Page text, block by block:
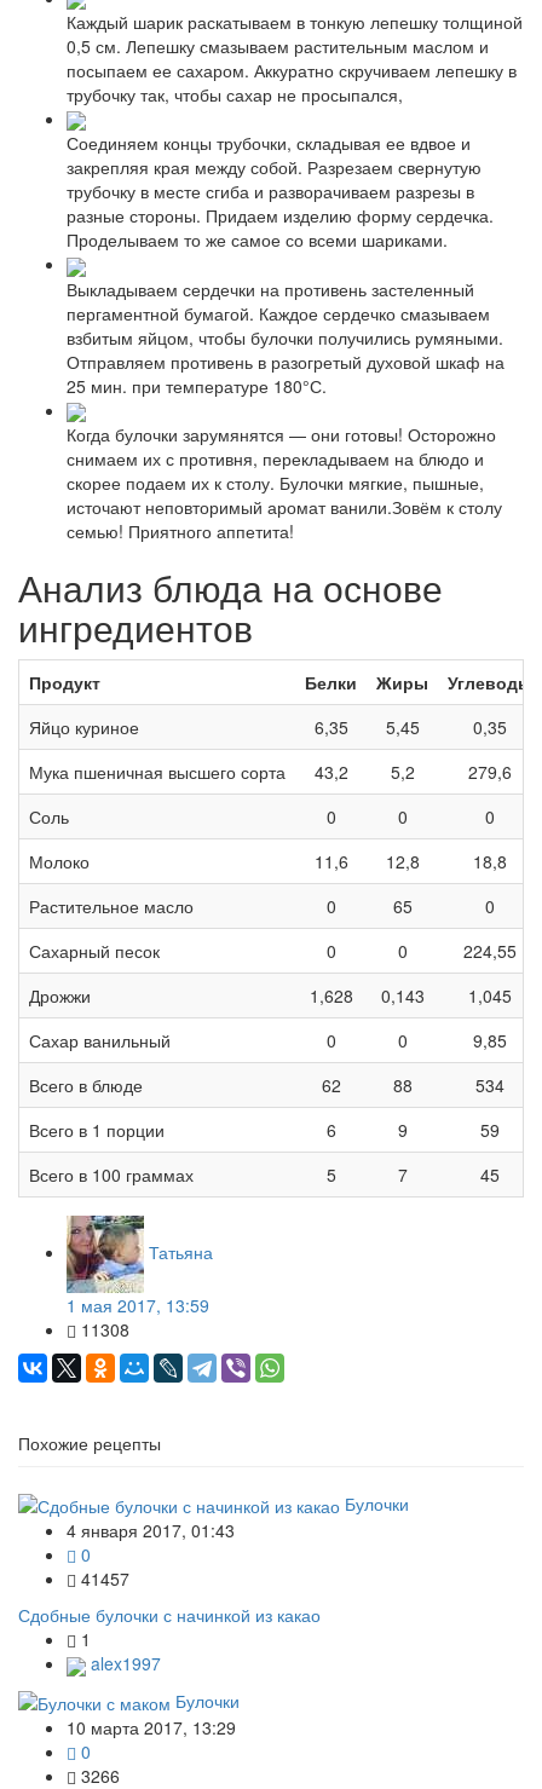
Каждый шарик раскатываем в тонкую лепешку толщиной
0,5 см. Лепешку смазываем растительным маслом и
посыпаем ее сахаром. Аккуратно скручиваем лепешку в
трубочку так, чтобы сахар не просыпался,
Соединяем концы трубочки, складывая ее вдвое и
закрепляя края между собой. Разрезаем свернутую
трубочку в месте сгиба и разворачиваем разрезы в
разные стороны. Придаем изделию форму сердечка.
Проделываем то же самое со всеми шариками.
Выкладываем сердечки на противень застеленный
пергаментной бумагой. Каждое сердечко смазываем
взбитым яйцом, чтобы булочки получились румяными.
Отправляем противень в разогретый духовой шкаф на
25 мин. при температуре 180°С.
Когда булочки зарумянятся — они готовы! Осторожно
снимаем их с противня, перекладываем на блюдо и
скорее подаем их к столу. Булочки мягкие, пышные,
источают неповторимый аромат ванили.Зовём к столу
семью! Приятного аппетита!
Анализ блюда на основе
ингредиентов
Продукт Белки Жиры
Углеводы
Яйцо куриное
6,35 5,45
0,35
Мука пшеничная высшего сорта
43,2 5,2
279,6
Соль
0 0
0
Молоко
11,6 12,8
18,8
Растительное масло
0 65
0
Сахарный песок
0 0
224,55
Дрожжи
1,628 0,143
1,045
Сахар ванильный
0 0
9,85
Всего в блюде
62 88
534
Всего в 1 порции
6 9
59
Всего в 100 граммах
5 7 45
Татьяна
1 мая 2017, 13:59
11308
Похожие рецепты
Булочки
4 января 2017, 01:43
0
41457
Сдобные булочки с начинкой из какао
1
alex1997
Булочки
10 марта 2017, 13:29
0
3266